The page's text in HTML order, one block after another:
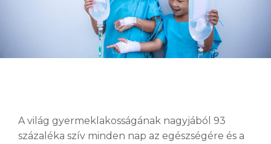
A világ gyermeklakosságának nagyjából 93
százaléka szív minden nap az egészségére és a